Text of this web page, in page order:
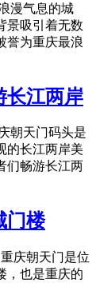
漫气息的城
景吸引着无数
誉为重庆最浪
长江两岸
朝天门码头是
的长江两岸美
们畅游长江两
门楼
庆朝天门是位
，也是重庆的